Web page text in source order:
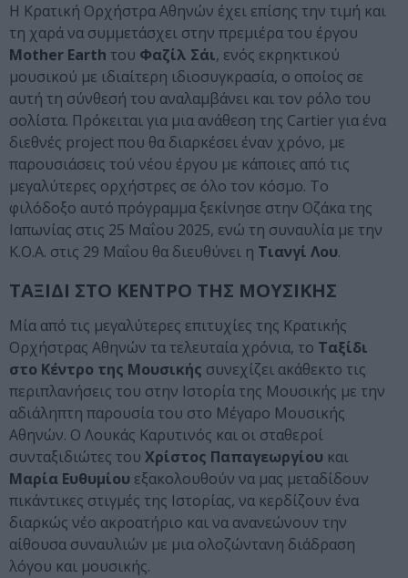
Η Κρατική Ορχήστρα Αθηνών έχει επίσης την τιμή και
τη χαρά να συμμετάσχει στην πρεμιέρα του έργου
Mother Earth του Φαζίλ Σάι, ενός εκρηκτικού
μουσικού με ιδιαίτερη ιδιοσυγκρασία, ο οποίος σε
αυτή τη σύνθεσή του αναλαμβάνει και τον ρόλο του
σολίστα. Πρόκειται για μια ανάθεση της Cartier για ένα
διεθνές project που θα διαρκέσει έναν χρόνο, με
παρουσιάσεις τού νέου έργου με κάποιες από τις
μεγαλύτερες ορχήστρες σε όλο τον κόσμο. Το
φιλόδοξο αυτό πρόγραμμα ξεκίνησε στην Οζάκα της
Ιαπωνίας στις 25 Μαΐου 2025, ενώ τη συναυλία με την
Κ.Ο.Α. στις 29 Μαΐου θα διευθύνει η Τιανγί Λου.
ΤΑΞΙΔΙ ΣΤΟ ΚΕΝΤΡΟ ΤΗΣ ΜΟΥΣΙΚΗΣ
Μία από τις μεγαλύτερες επιτυχίες της Κρατικής
Ορχήστρας Αθηνών τα τελευταία χρόνια, το Ταξίδι
στο Κέντρο της Μουσικής συνεχίζει ακάθεκτο τις
περιπλανήσεις του στην Ιστορία της Μουσικής με την
αδιάληπτη παρουσία του στο Μέγαρο Μουσικής
Αθηνών. Ο Λουκάς Καρυτινός και οι σταθεροί
συνταξιδιώτες του Χρίστος Παπαγεωργίου και
Μαρία Ευθυμίου εξακολουθούν να μας μεταδίδουν
πικάντικες στιγμές της Ιστορίας, να κερδίζουν ένα
διαρκώς νέο ακροατήριο και να ανανεώνουν την
αίθουσα συναυλιών με μια ολοζώντανη διάδραση
λόγου και μουσικής.